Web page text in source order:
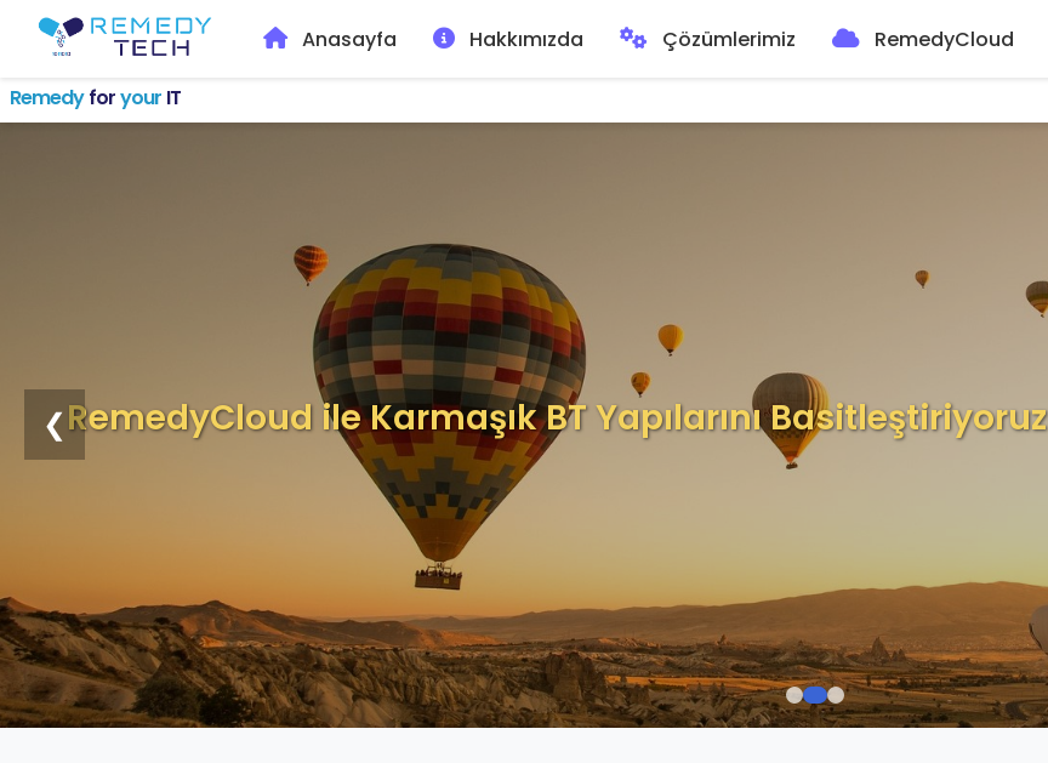
Anasayfa Hakkımızda Çözümlerimiz RemedyCloud
Remedy foryour IT
RemedyCloud ile Karmaşık BT Yapılarını Basitleştiriyoruz
❮